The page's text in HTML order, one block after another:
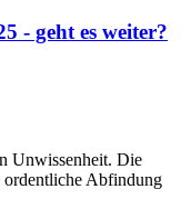
- geht es weiter?
Unwissenheit. Die
ordentliche Abfindung